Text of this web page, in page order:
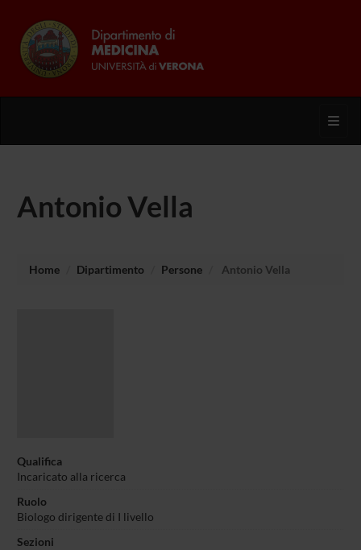
Antonio Vella
Home Dipartimento Persone Antonio Vella
Qualifica
Incaricato alla ricerca
Ruolo
Biologo dirigente di I livello
Sezioni